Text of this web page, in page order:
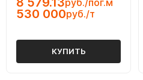
руб./пог.м
530 000руб./т
КУПИТЬ